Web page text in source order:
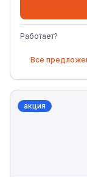
Работает?
Все
акция